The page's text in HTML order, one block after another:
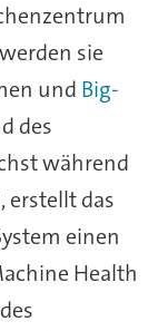
sie
und Big-
des
während
erstellt das
einen
Health